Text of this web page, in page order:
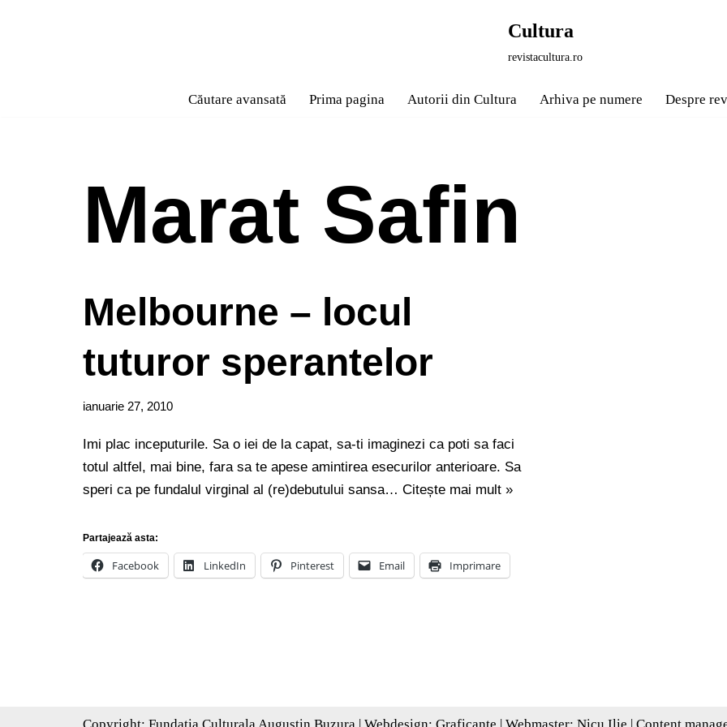
Cultura
revistacultura.ro
Căutare avansată Prima pagina Autorii din Cultura Arhiva pe numere Despre
Marat Safin
Melbourne – locul
tuturor sperantelor
ianuarie 27, 2010
Imi plac inceputurile. Sa o iei de la capat, sa-ti imaginezi ca poti sa faci
totul altfel, mai bine, fara sa te apese amintirea esecurilor anterioare. Sa
speri ca pe fundalul virginal al (re)debutului sansa… Citește mai mult »
Partajează asta:
Facebook LinkedIn Pinterest Email Imprimare